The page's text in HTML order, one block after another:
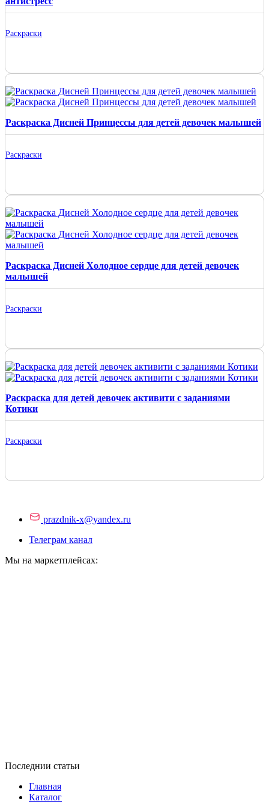
Раскраски
Раскраска Дисней Принцессы для детей девочек малышей
Раскраски
Раскраска Дисней Холодное сердце для детей девочек
малышей
Раскраски
Раскраска для детей девочек активити с заданиями
Котики
Раскраски
prazdnik-x@yandex.ru
Телеграм канал
Мы на маркетплейсах:
Последнии статьи
Главная
Каталог